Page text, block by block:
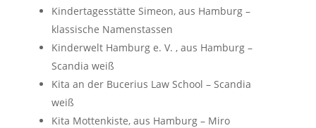
Kindertagesstätte Simeon, aus Hamburg –
klassische Namenstassen
Kinderwelt Hamburg e. V. , aus Hamburg –
Scandia weiß
Kita an der Bucerius Law School – Scandia
weiß
Kita Mottenkiste, aus Hamburg – Miro